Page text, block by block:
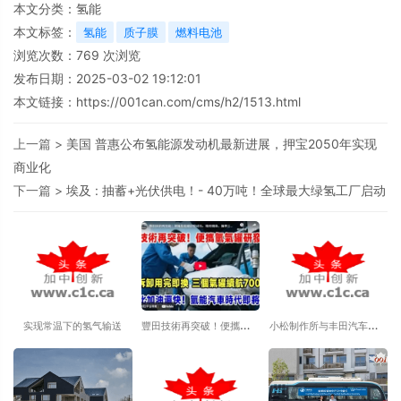
本文分类： 氢能
本文标签：
氢能 质子膜 燃料电池
浏览次数： 769 次浏览
发布日期：2025-03-02 19:12:01
本文链接： https://001can.com/cms/h2/1513.html
上一篇 > 美国 普惠公布氢能源发动机最新进展，押宝2050年实现
商业化
下一篇 > 埃及 : 抽蓄+光伏供电！- 40万吨！全球最大绿氢工厂启动
实现常温下的氢气输送
豐田技術再突破！便攜氫氣
卸秒變发电机！
小松制作所与丰田汽车联合
挖掘机概念机”